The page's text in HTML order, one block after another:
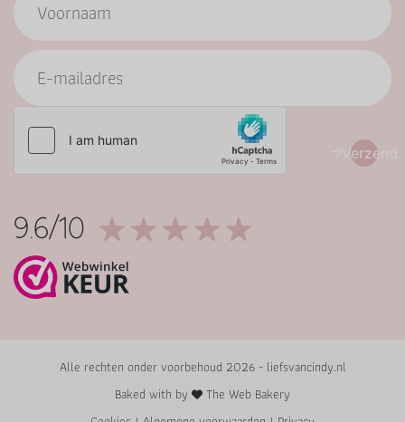
Verzend
9.6/10
Alle rechten onder voorbehoud 2026 - liefsvancindy.nl
Baked with by
The Web Bakery